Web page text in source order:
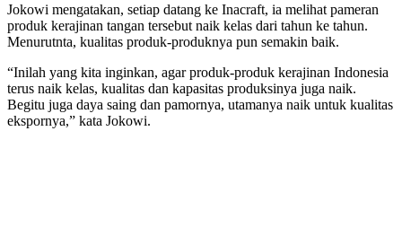
Jokowi mengatakan, setiap datang ke Inacraft, ia melihat pameran
produk kerajinan tangan tersebut naik kelas dari tahun ke tahun.
Menurutnta, kualitas produk-produknya pun semakin baik.
“Inilah yang kita inginkan, agar produk-produk kerajinan Indonesia
terus naik kelas, kualitas dan kapasitas produksinya juga naik.
Begitu juga daya saing dan pamornya, utamanya naik untuk kualitas
ekspornya,” kata Jokowi.